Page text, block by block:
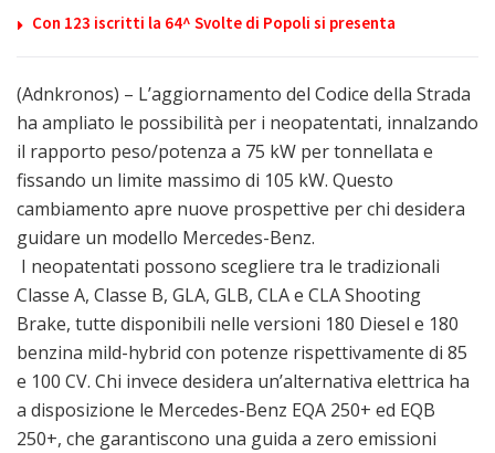
Con 123 iscritti la 64^ Svolte di Popoli si presenta
(Adnkronos) – L’aggiornamento del Codice della Strada
ha ampliato le possibilità per i neopatentati, innalzando
il rapporto peso/potenza a 75 kW per tonnellata e
fissando un limite massimo di 105 kW. Questo
cambiamento apre nuove prospettive per chi desidera
guidare un modello Mercedes-Benz.
I neopatentati possono scegliere tra le tradizionali
Classe A, Classe B, GLA, GLB, CLA e CLA Shooting
Brake, tutte disponibili nelle versioni 180 Diesel e 180
benzina mild-hybrid con potenze rispettivamente di 85
e 100 CV. Chi invece desidera un’alternativa elettrica ha
a disposizione le Mercedes-Benz EQA 250+ ed EQB
250+, che garantiscono una guida a zero emissioni